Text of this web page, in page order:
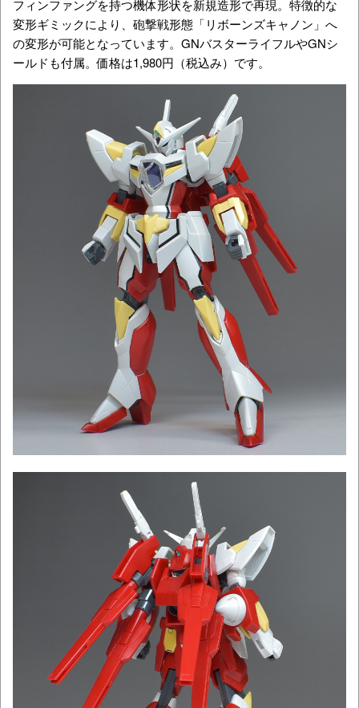
フィンファングを持つ機体形状を新規造形で再現。特徴的な
変形ギミックにより、砲撃戦形態「リボーンズキャノン」へ
の変形が可能となっています。GNバスターライフルやGNシ
ールドも付属。価格は1,980円（税込み）です。